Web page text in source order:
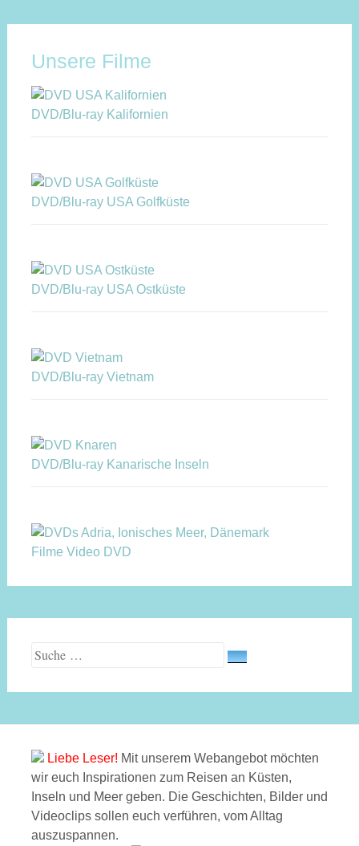
Unsere Filme
DVD/Blu-ray Kalifornien
DVD/Blu-ray USA Golfküste
DVD/Blu-ray USA Ostküste
DVD/Blu-ray Vietnam
DVD/Blu-ray Kanarische Inseln
Filme Video DVD
Suche nach:
Liebe Leser! Mit unserem Webangebot möchten
wir euch Inspirationen zum Reisen an Küsten,
Inseln und Meer geben. Die Geschichten, Bilder und
Videoclips sollen euch verführen, vom Alltag
auszuspannen.